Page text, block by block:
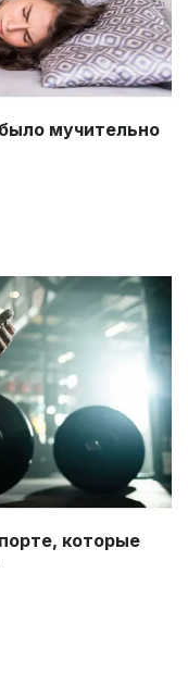
мучительно
которые